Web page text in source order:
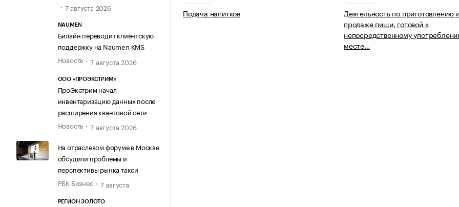
7 августа 2026
NAUMEN
Билайн переводит клиентскую
поддержку на Naumen KMS
Новость
7 августа 2026
ООО «ПРОЭКСТРИМ»
ПроЭкстрим начал
инвентаризацию данных после
расширения квантовой сети
Новость
7 августа 2026
На отраслевом форуме в Москве
обсудили проблемы и
перспективы рынка такси
РБК Бизнес
7 августа
РЕГИОН ЗОЛОТО
Подача напитков
Деятельность по приготовлению
продаже пищи, готовой к
непосредственному
месте…